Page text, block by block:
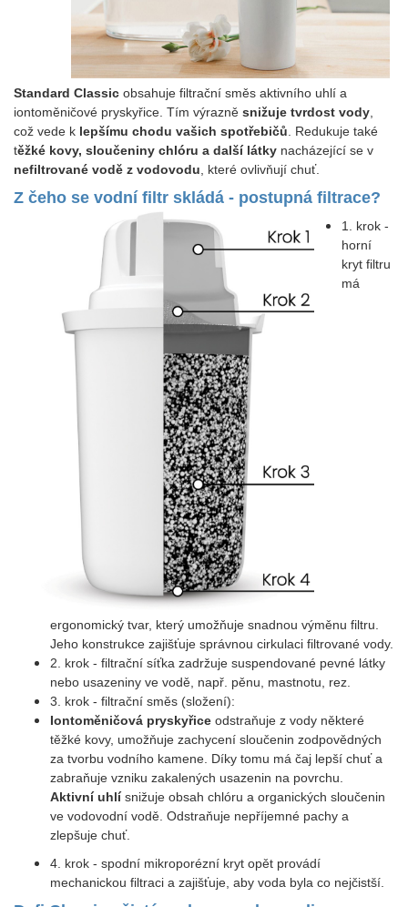
Standard Classic obsahuje filtrační směs aktivního uhlí a
iontoměničové pryskyřice. Tím výrazně snižuje tvrdost vody
což vede k lepšímu chodu vašich spotřebičů . Redukuje také
těžké kovy, sloučeniny chlóru a další látky nacházející se v
nefiltrované vodě z vodovodu , které ovlivňují chuť.
Z čeho se vodní filtr skládá - postupná filtrace?
1. krok -
horní
kryt filtru
má
ergonomický tvar, který umožňuje snadnou výměnu filtru.
Jeho konstrukce zajišťuje správnou cirkulaci filtrované vody.
2. krok - filtrační síťka zadržuje suspendované pevné látky
nebo usazeniny ve vodě, např. pěnu, mastnotu, rez.
3. krok - filtrační směs (složení):
Iontoměničová pryskyřice odstraňuje z vody některé
těžké kovy, umožňuje zachycení sloučenin zodpovědných
za tvorbu vodního kamene. Díky tomu má čaj lepší chuť a
zabraňuje vzniku zakalených usazenin na povrchu.
Aktivní uhlísnižuje obsah chlóru a organických sloučenin
ve vodovodní vodě. Odstraňuje nepříjemné pachy a
zlepšuje chuť.
4. krok - spodní mikroporézní kryt opět provádí
mechanickou filtraci a zajišťuje, aby voda byla co nejčistší.